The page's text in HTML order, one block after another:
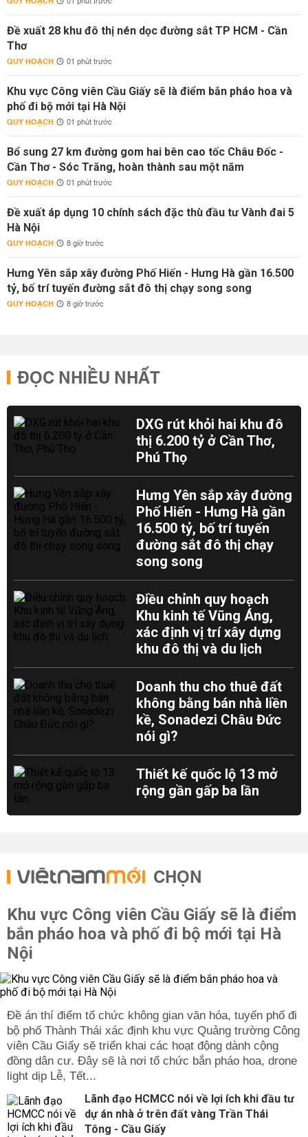
Đề xuất 28 khu đô thị nén dọc đường sắt TP HCM - Cần
Thơ
QUY HOẠCH 01 phút trước
Khu vực Công viên Cầu Giấy sẽ là điểm bắn pháo hoa và
phố đi bộ mới tại Hà Nội
QUY HOẠCH 01 phút trước
Bổ sung 27 km đường gom hai bên cao tốc Châu Đốc -
Cần Thơ - Sóc Trăng, hoàn thành sau một năm
QUY HOẠCH 01 phút trước
Đề xuất áp dụng 10 chính sách đặc thù đầu tư Vành đai 5
Hà Nội
QUY HOẠCH 8 giờ trước
Hưng Yên sắp xây đường Phố Hiến - Hưng Hà gần 16.500
tỷ, bố trí tuyến đường sắt đô thị chạy song song
QUY HOẠCH 8 giờ trước
ĐỌC NHIỀU NHẤT
DXG rút khỏi hai khu đô
thị 6.200 tỷ ở Cần Thơ,
Phú Thọ
Hưng Yên sắp xây đường
Phố Hiến - Hưng Hà gần
16.500 tỷ, bố trí tuyến
đường sắt đô thị chạy
song song
Điều chỉnh quy hoạch
Khu kinh tế Vũng Áng,
xác định vị trí xây dựng
khu đô thị và du lịch
Doanh thu cho thuê đất
không bằng bán nhà liền
kề, Sonadezi Châu Đức
nói gì?
Thiết kế quốc lộ 13 mở
rộng gần gấp ba lần
CHỌN
Khu vực Công viên Cầu Giấy sẽ là điểm
bắn pháo hoa và phố đi bộ mới tại Hà
Nội
Đề án thí điểm tổ chức không gian văn hóa, tuyến phố đi
bộ phố Thành Thái xác định khu vực Quảng trường Công
viên Cầu Giấy sẽ triển khai các hoạt động dành cộng
đồng dân cư. Đây sẽ là nơi tổ chức bắn pháo hoa, drone
light dịp Lễ, Tết...
Lãnh đạo HCMCC nói về lợi ích khi đầu tư
dự án nhà ở trên đất vàng Trần Thái
Tông - Cầu Giấy